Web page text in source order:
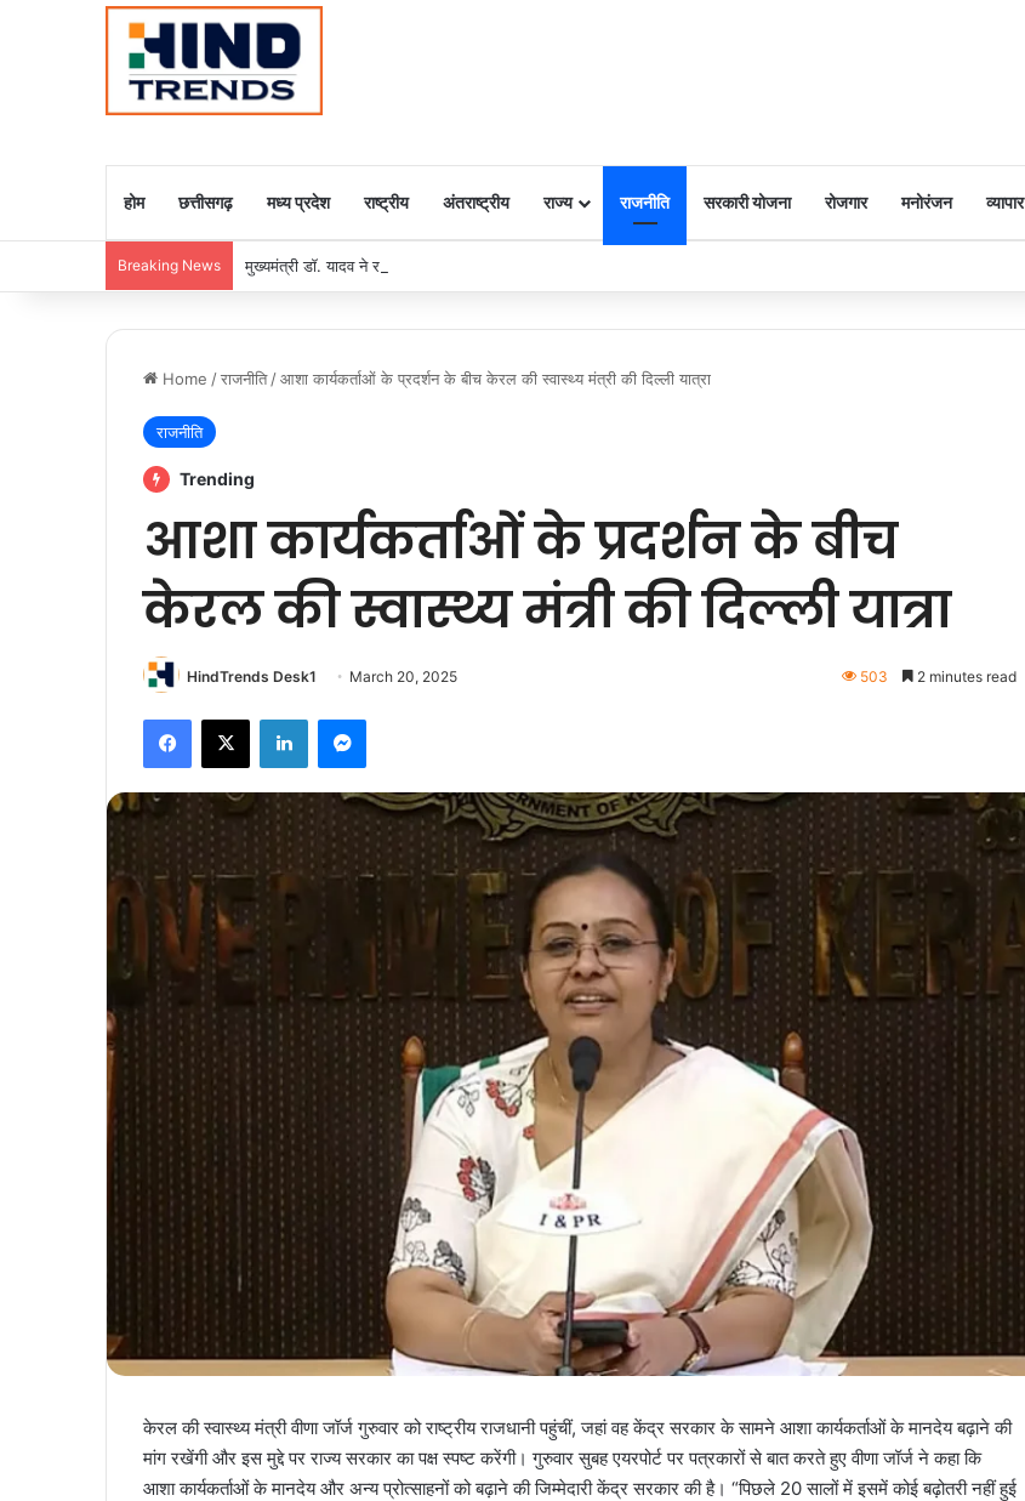
होम छत्तीसगढ़ मध्य प्रदेश राष्ट्रीय अंतराष्ट्रीय राज्य राजनीति सरकारी योजना रोजगार मनोरंजन व्यापार
Breaking News मुख्यमंत्री डॉ. यादव ने राजा राममोहन राय की जयंती पर किया नमन
Home /राजनीति /आशा कार्यकर्ताओं के प्रदर्शन के बीच केरल की स्वास्थ्य मंत्री की दिल्ली यात्रा
राजनीति
Trending
आशा कार्यकर्ताओं के प्रदर्शन के बीच
केरल की स्वास्थ्य मंत्री की दिल्ली यात्रा
HindTrends Desk1 March 20, 2025 503 2 minutes read
Facebook
X LinkedInMessenger
केरल की स्वास्थ्य मंत्री वीणा जॉर्ज गुरुवार को राष्ट्रीय राजधानी पहुंचीं, जहां वह केंद्र सरकार के सामने आशा कार्यकर्ताओं के मानदेय बढ़ाने की
मांग रखेंगी और इस मुद्दे पर राज्य सरकार का पक्ष स्पष्ट करेंगी। गुरुवार सुबह एयरपोर्ट पर पत्रकारों से बात करते हुए वीणा जॉर्ज ने कहा कि
आशा कार्यकर्ताओं के मानदेय और अन्य प्रोत्साहनों को बढ़ाने की जिम्मेदारी केंद्र सरकार की है। “पिछले 20 सालों में इसमें कोई बढ़ोतरी नहीं हुई